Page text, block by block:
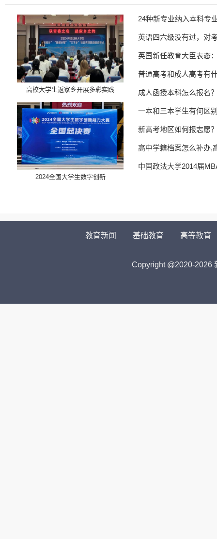
高校大学生返家乡开展多彩实践
​2024全国大学生数字创新
24种新专业纳入本科专
英语四六级没有过，对
英国新任教育大臣表态
普通高考和成人高考有
成人函授本科怎么报名
一本和三本学生有何区
新高考地区如何报志愿
高中学籍档案怎么补办,
中国政法大学2014届
教育新闻 基础教育 高等教育
Copyright @2020-2026